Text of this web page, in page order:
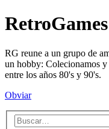
RetroGames
RG reune a un grupo de
un hobby: Colecionamos y
entre los años 80's y 90's.
Obviar